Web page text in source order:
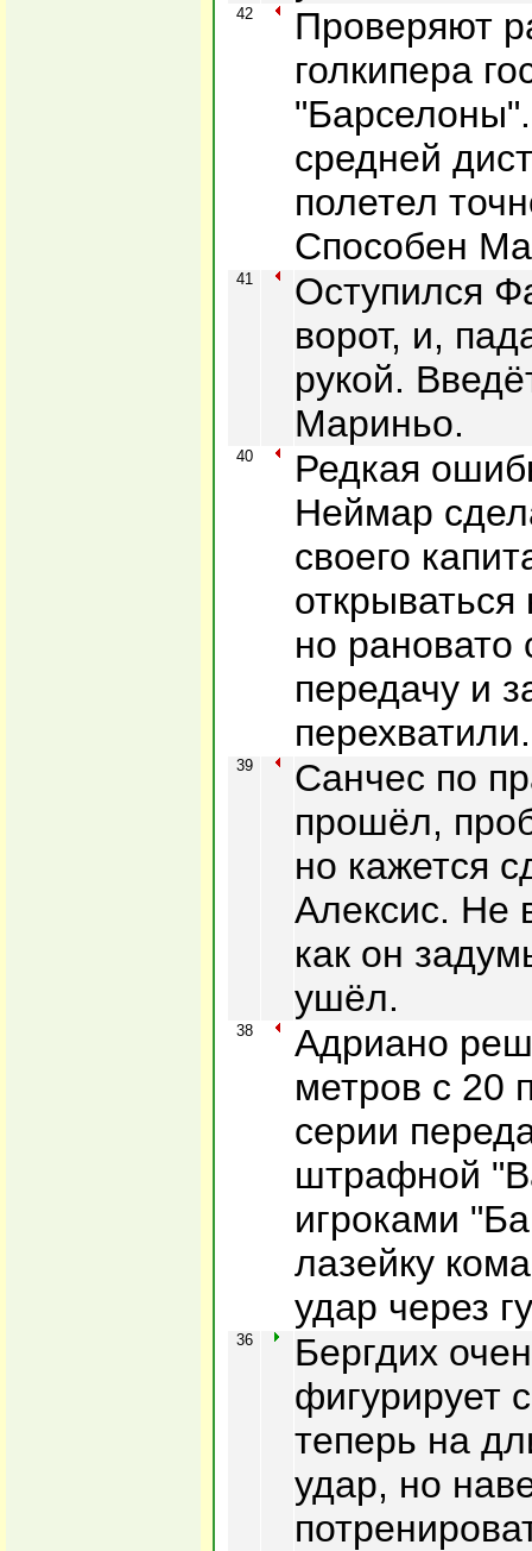
42
Проверяют
голкипера
средней
полетел
Способен
41
Оступился
ворот, и,
рукой.
Мариньо.
40
Редкая
Неймар
своего
но рановато
передачу и
перехватили.
39
Санчес по
прошёл,
но кажется
Алексис. Не
как он
ушёл.
38
Адриано
метров с 20
серии
штрафной
игроками
лазейку
удар через
36
Бергдих
фигурирует
теперь на
удар, но